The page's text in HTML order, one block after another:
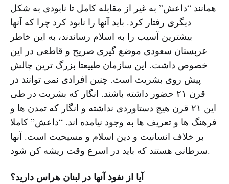
همانند “داعش” به غیر از مقابله کامل تا نابودی به شکل
دیگری رفتار کرد. باید آنها را نابود کرد چرا که آنها
بیشترین آسیب را به اسلام رساندند، به این خاطر
عربستان سعودی موضع گیری صریح و قاطعی در این
خصوص داشت. این سازمان طبیعتا بزرگ ترین چالش
پیش روی بشریت است. چنین افرادی نمی توانند در
قرن ۲۱ حضور داشته باشند. انگار که بشریت در طی
این ۲۱ قرن هیچ دستاوردی نداشته و انگار که تمدن ها و
فرهنگ ها و تعریف ها به وجود نیامده اند. “داعش” کاملا
بر خلاف انسانیت و دین اسلام و مسیحیت است. آنها
سرطانی هستند که باید در اسرع وقت ریشه کن شود.
آیا از نفوذ آنها در لبنان هراس دارید؟